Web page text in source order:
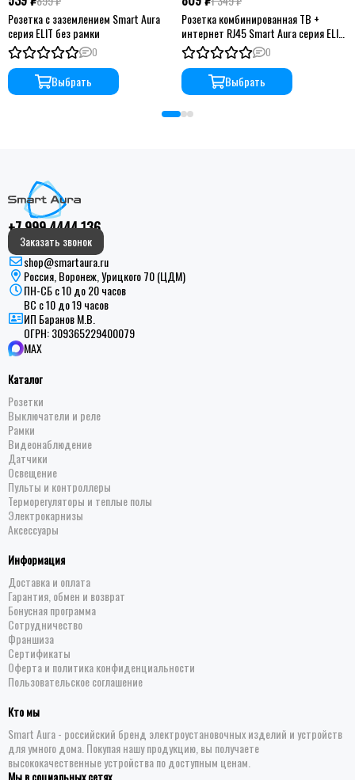
Розетка с заземлением Smart Aura
серия ELIT без рамки
0
Выбрать
Розетка комбинированная ТВ +
интернет RJ45 Smart Aura серия ELIT
без рамки
0
Выбрать
+7 999 4444 136
Заказать звонок
shop@smartaura.ru
Россия, Воронеж, Урицкого 70 (ЦДМ)
ПН-СБ с 10 до 20 часов
ВС с 10 до 19 часов
ИП Баранов М.В.
ОГРН:309365229400079
MAX
Каталог
Розетки
Выключатели и реле
Рамки
Видеонаблюдение
Датчики
Освещение
Пульты и контроллеры
Терморегуляторы и теплые полы
Электрокарнизы
Аксессуары
Информация
Доставка и оплата
Гарантия, обмен и возврат
Бонусная программа
Сотрудничество
Франшиза
Сертификаты
Оферта и политика конфиденциальности
Пользовательское соглашение
Кто мы
Smart Aura - российский бренд электроустановочных изделий и устройств
для умного дома. Покупая нашу продукцию, вы получаете
высококачественные устройства по доступным ценам.
Мы в социальных сетях